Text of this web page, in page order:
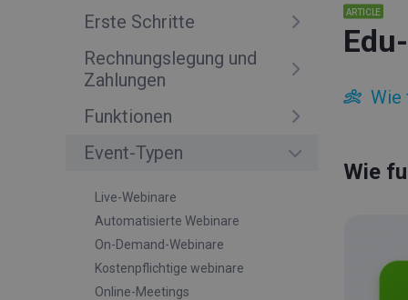
Erste Schritte
Rechnungslegung und
Zahlungen
Funktionen
Event-Typen
Live-Webinare
Automatisierte Webinare
On-Demand-Webinare
Kostenpflichtige webinare
Online-Meetings
ARTICLE
Wie
Wie